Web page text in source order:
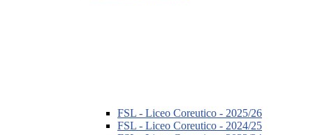
FSL - Liceo Coreutico - 2025/26
FSL - Liceo Coreutico - 2024/25